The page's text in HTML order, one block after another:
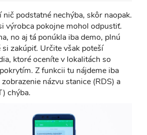
podstatné nechýba, skôr naopak.
výrobca pokojne mohol odpustiť.
no aj tá ponúkla iba demo, plnú
zakúpiť. Určite však poteší
ktoré oceníte v lokalitách so
Z funkcii tu nájdeme iba
názvu stanice (RDS) a
chýba.